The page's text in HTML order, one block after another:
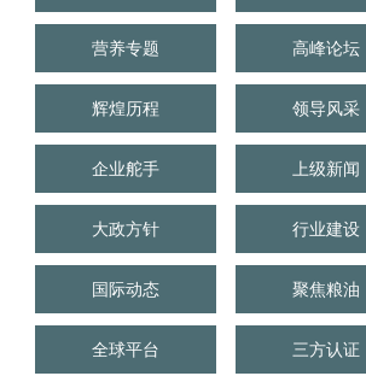
营养专题 高峰论坛
辉煌历程 领导风采
企业舵手 上级新闻
大政方针 行业建设
国际动态 聚焦粮油
全球平台 三方认证